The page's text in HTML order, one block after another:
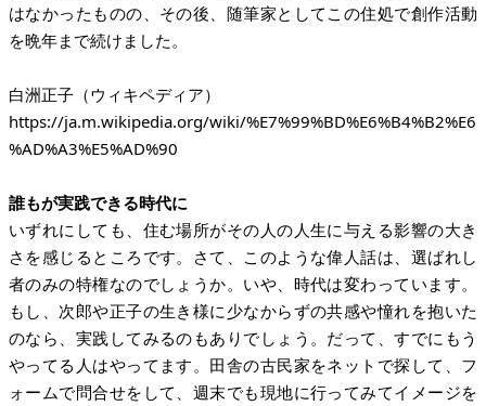
はなかったものの、その後、随筆家としてこの住処で創作活動
を晩年まで続けました。
https://ja.m.wikipedia.org/wiki/%E7%99%BD%E6%B4%B2%E6
%AD%A3%E5%AD%90
誰もが実践できる時代に
いずれにしても、住む場所がその人の人生に与える影響の大き
さを感じるところです。さて、このような偉人話は、選ばれし
者のみの特権なのでしょうか。いや、時代は変わっています。
もし、次郎や正子の生き様に少なからずの共感や憧れを抱いた
のなら、実践してみるのもありでしょう。だって、すでにもう
やってる人はやってます。田舎の古民家をネットで探して、フ
ォームで問合せをして、週末でも現地に行ってみてイメージを